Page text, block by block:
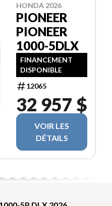
HONDA 2026
PIONEER
PIONEER
1000-5DLX
FINANCEMENT
DISPONIBLE
12065
32 957 $
VOIR LES
DÉTAILS